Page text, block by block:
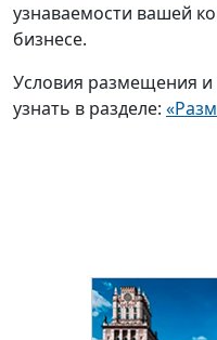
узнаваемости вашей
бизнесе.
Условия размещения и
узнать в разделе: